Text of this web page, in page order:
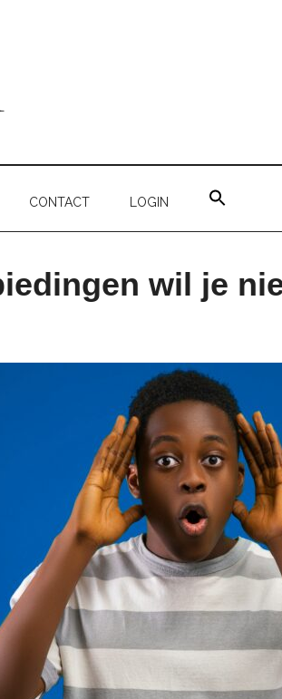
CONTACT LOGIN
wil je